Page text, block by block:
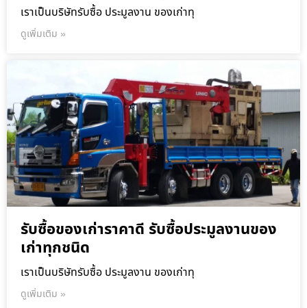
เราเป็นบริษัทรับซื้อ ประมูลงาน ของเก่าทุ
ดูเพิ่มเติม »
รับซื้อของเก่าราคาดี รับซื้อประมูลงานของ
เก่าทุกชนิด
เราเป็นบริษัทรับซื้อ ประมูลงาน ของเก่าทุ
ดูเพิ่มเติม »